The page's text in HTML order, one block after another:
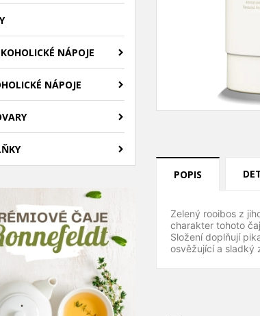
NÁPOJE
NÁPOJE
POPIS
Zelený rooibos z
charakter tohoto
Složení doplňují
osvěžující a sladký
Můj
((label))
Přihlásit se
Musíte být
přání.